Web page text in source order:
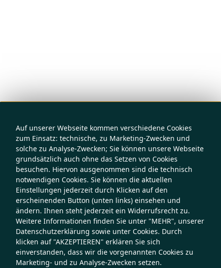
Auf unserer Webseite kommen verschiedene Cookies
zum Einsatz: technische, zu Marketing-Zwecken und
solche zu Analyse-Zwecken; Sie können unsere Webseite
grundsätzlich auch ohne das Setzen von Cookies
besuchen. Hiervon ausgenommen sind die technisch
notwendigen Cookies. Sie können die aktuellen
Einstellungen jederzeit durch Klicken auf den
erscheinenden Button (unten links) einsehen und
ändern. Ihnen steht jederzeit ein Widerrufsrecht zu.
Weitere Informationen finden Sie unter "MEHR", unserer
Datenschutzerklärung sowie unter Cookies. Durch
klicken auf "AKZEPTIEREN" erklären Sie sich
einverstanden, dass wir die vorgenannten Cookies zu
Marketing- und zu Analyse-Zwecken setzen.